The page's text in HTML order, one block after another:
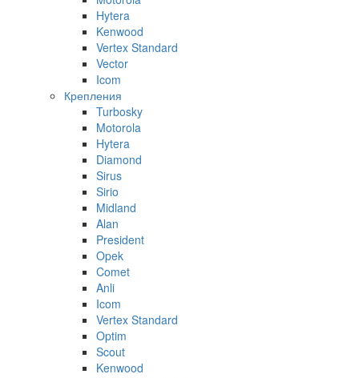
Hytera
Kenwood
Vertex Standard
Vector
Icom
Крепления
Turbosky
Motorola
Hytera
Diamond
Sirus
Sirio
Midland
Alan
President
Opek
Comet
Anli
Icom
Vertex Standard
Optim
Scout
Kenwood